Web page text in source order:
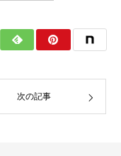
次の記事